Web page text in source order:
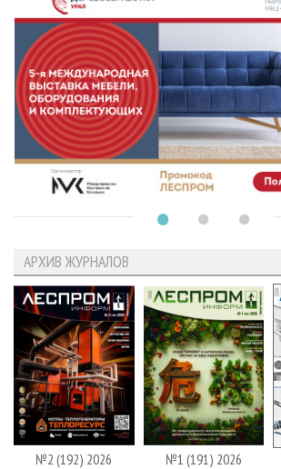
АРХИВ ЖУРНАЛОВ
№2 (192) 2026 №1 (191) 2026